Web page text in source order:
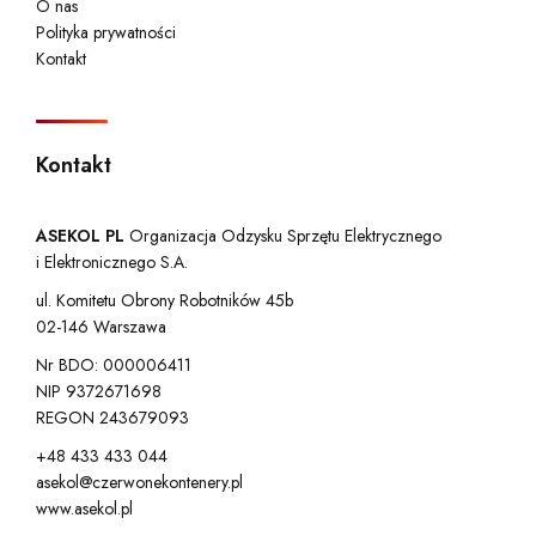
O nas
Polityka prywatności
Kontakt
Kontakt
ASEKOL PL Organizacja Odzysku Sprzętu Elektrycznego
i Elektronicznego S.A.
ul. Komitetu Obrony Robotników 45b
02-146 Warszawa
Nr BDO: 000006411
NIP 9372671698
REGON 243679093
+48 433 433 044
asekol@czerwonekontenery.pl
www.asekol.pl